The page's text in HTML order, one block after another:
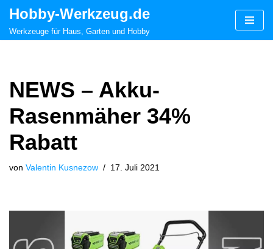
Zum
Hobby-Werkzeug.de
Werkzeuge für Haus, Garten und Hobby
NEWS – Akku-
Rasenmäher 34%
Rabatt
von Valentin Kusnezow 17. Juli 2021